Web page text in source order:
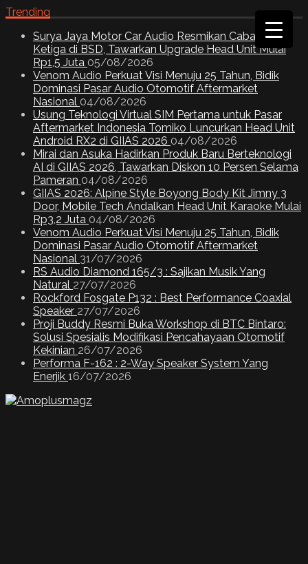
Trending
Surya Jaya Motor Car Audio Resmikan Cabang
Ketiga di BSD, Tawarkan Upgrade Head Unit Mulai
Rp1,5 Juta 05/08/2026
Venom Audio Perkuat Visi Menuju 25 Tahun, Bidik
Dominasi Pasar Audio Otomotif Aftermarket
Nasional 04/08/2026
Usung Teknologi Virtual SIM Pertama untuk Pasar
Aftermarket Indonesia Tomiko Luncurkan Head Unit
Android RX2 di GIIAS 2026 04/08/2026
Mirai dan Asuka Hadirkan Produk Baru Berteknologi
AI di GIIAS 2026, Tawarkan Diskon 10 Persen Selama
Pameran 04/08/2026
GIIAS 2026: Alpine Style Boyong Body Kit Jimny 3
Door, Mobile Tech Andalkan Head Unit Karaoke Mulai
Rp3,2 Juta 04/08/2026
Venom Audio Perkuat Visi Menuju 25 Tahun, Bidik
Dominasi Pasar Audio Otomotif Aftermarket
Nasional 31/07/2026
RS Audio Diamond 165/3 : Sajikan Musik Yang
Natural 27/07/2026
Rockford Fosgate P132 : Best Performance Coaxial
Speaker 27/07/2026
Proji Buddy Resmi Buka Workshop di BTC Bintaro:
Solusi Spesialis Modifikasi Pencahayaan Otomotif
Kekinian 26/07/2026
Performa F-162 : 2-Way Speaker System Yang
Enerjik 16/07/2026